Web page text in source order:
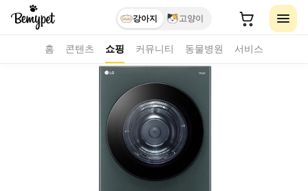
강아지 고양이
홈 콘텐츠 쇼핑 커뮤니티 동물병원 서비스